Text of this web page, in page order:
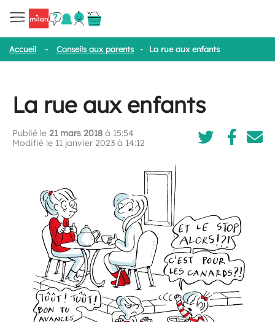
Accueil - Conseils aux parents - La rue aux enfants
La rue aux enfants
Publié le 21 mars 2018 à 15:54
Modifié le 11 janvier 2023 à 14:12